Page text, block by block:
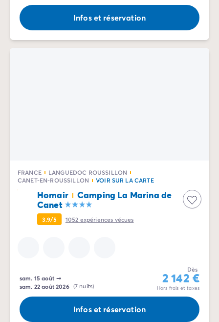
Infos et réservation
FRANCE
LANGUEDOC ROUSSILLON
CANET-EN-ROUSSILLON
VOIR SUR LA CARTE
Homair
Camping La Marina de
Canet
3.9/5 1052 expériences vécues
sam. 15 août ➞
sam. 22 août 2026 (7 nuits)
Dès
2 142 €
Hors frais et taxes
Infos et réservation